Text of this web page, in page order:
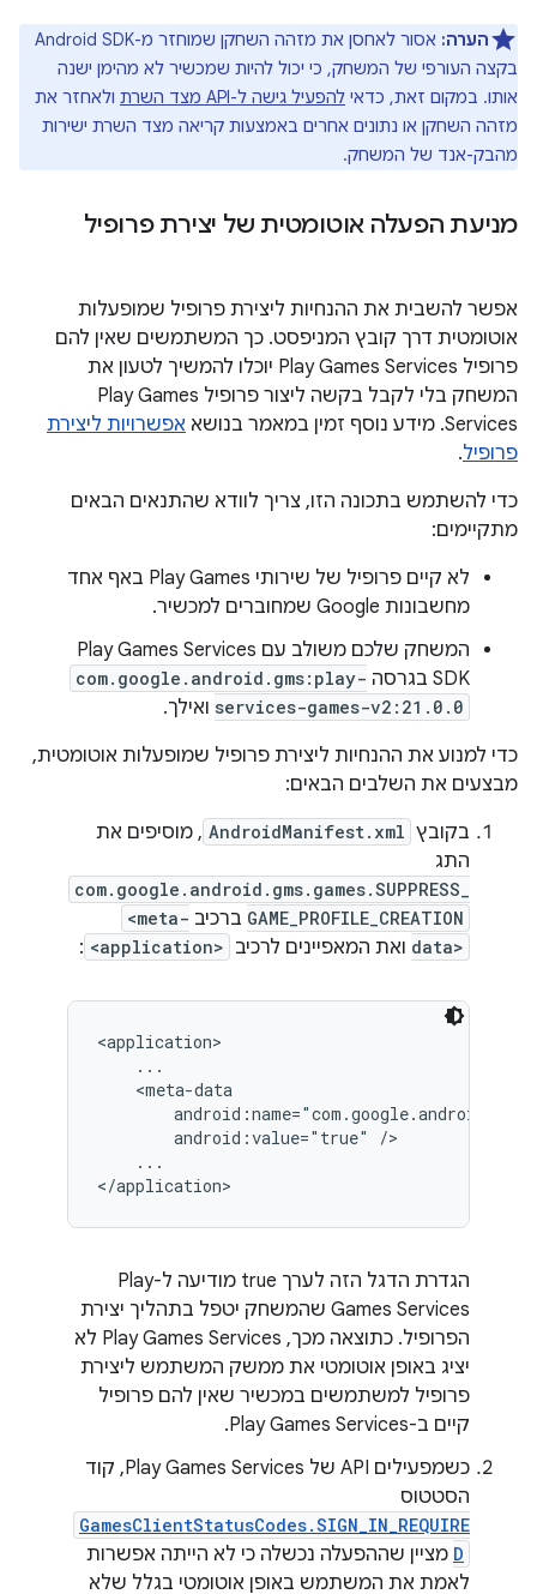
הערה:
אסור לאחסן את מזהה השחקן שמוחזר מ-Android SDK
בקצה העורפי של המשחק, כי יכול להיות שמכשיר לא מהימן ישנה
אותו. במקום זאת, כדאי להפעיל גישה ל-API מצד השרת
ולאחזר את
מזהה השחקן או נתונים אחרים באמצעות קריאה מצד השרת ישירות
מהבק-אנד של המשחק.
מניעת הפעלה אוטומטית של יצירת פרופיל
אפשר להשבית את ההנחיות ליצירת פרופיל שמופעלות
אוטומטית דרך קובץ המניפסט. כך המשתמשים שאין להם
פרופיל Play Games Services יוכלו להמשיך לטעון את
המשחק בלי לקבל בקשה ליצור פרופיל Play Games
Services. מידע נוסף זמין במאמר בנושא
אפשרויות ליצירת
פרופיל.
כדי להשתמש בתכונה הזו, צריך לוודא שהתנאים הבאים
מתקיימים:
לא קיים פרופיל של שירותי Play Games באף אחד
מחשבונות Google שמחוברים למכשיר.
המשחק שלכם משולב עם Play Games Services
SDK בגרסה
com.google.android.gms:play-
services-games-v2:21.0.0 ואילך.
כדי למנוע את ההנחיות ליצירת פרופיל שמופעלות אוטומטית,
מבצעים את השלבים הבאים:
בקובץ AndroidManifest.xml , מוסיפים את
התג
com.google.android.gms.games.SUPPRESS_
GAME_PROFILE_CREATION ברכיב <meta-
data> ואת המאפיינים לרכיב <application>
:
<application>
    ...
    <meta-data
        android:value="true" />
    ...
הגדרת הדגל הזה לערך true מודיעה ל-Play
Games Services שהמשחק יטפל בתהליך יצירת
הפרופיל. כתוצאה מכך, Play Games Services לא
יציג באופן אוטומטי את ממשק המשתמש ליצירת
פרופיל למשתמשים במכשיר שאין להם פרופיל
קיים ב-Play Games Services.
כשמפעילים API של Play Games Services, קוד
הסטטוס
GamesClientStatusCodes.SIGN_IN_REQUIRE
D מציין שההפעלה נכשלה כי לא הייתה אפשרות
לאמת את המשתמש באופן אוטומטי בגלל שלא